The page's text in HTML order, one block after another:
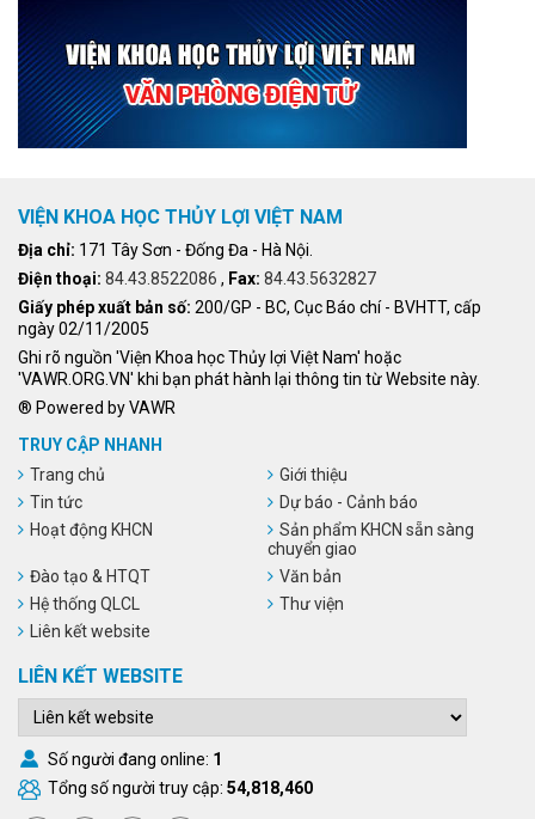
VIỆN KHOA HỌC THỦY LỢI VIỆT NAM
Địa chỉ: 171 Tây Sơn - Đống Đa - Hà Nội.
Điện thoại: 84.43.8522086 , Fax: 84.43.5632827
Giấy phép xuất bản số: 200/GP - BC, Cục Báo chí - BVHTT, cấp
ngày 02/11/2005
Ghi rõ nguồn 'Viện Khoa học Thủy lợi Việt Nam' hoặc
'VAWR.ORG.VN' khi bạn phát hành lại thông tin từ Website này.
® Powered by VAWR
TRUY CẬP NHANH
Trang chủ
Giới thiệu
Tin tức
Dự báo - Cảnh báo
Hoạt động KHCN
Sản phẩm KHCN sẵn sàng
chuyển giao
Đào tạo & HTQT
Văn bản
Hệ thống QLCL
Thư viện
Liên kết website
LIÊN KẾT WEBSITE
Số người đang online: 1
Tổng số người truy cập: 54,818,460